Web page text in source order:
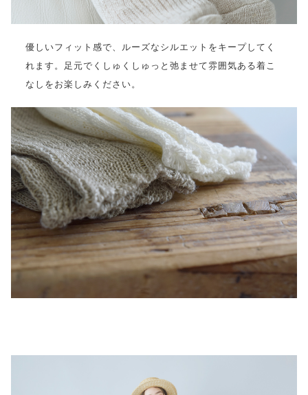
優しいフィット感で、ルーズなシルエットをキープしてく
れます。足元でくしゅくしゅっと弛ませて雰囲気ある着こ
なしをお楽しみください。